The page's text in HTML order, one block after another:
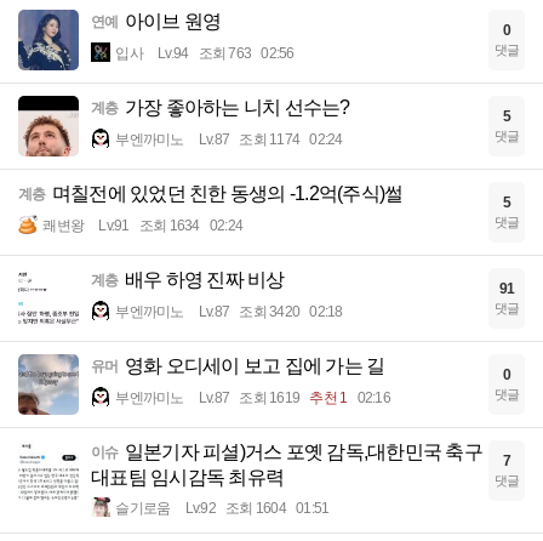
연예 아이브 원영
입사 Lv.94 조회 763 02:56
0
댓글
계층 가장 좋아하는 니치 선수는?
부엔까미노 Lv.87 조회 1174 02:24
5
댓글
계층 며칠전에 있었던 친한 동생의 -1.2억(주식)썰
쾌변왕 Lv.91 조회 1634 02:24
5
댓글
계층 배우 하영 진짜 비상
부엔까미노 Lv.87 조회 3420 02:18
91
댓글
유머 영화 오디세이 보고 집에 가는 길
부엔까미노 Lv.87 조회 1619 추천 1 02:16
0
댓글
이슈 일본기자 피셜)거스 포옛 감독,대한민국 축구
대표팀 임시감독 최유력
슬기로움 Lv.92 조회 1604 01:51
7
댓글